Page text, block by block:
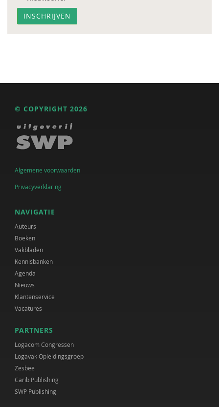
© COPYRIGHT 2026
Algemene voorwaarden
Privacyverklaring
NAVIGATIE
Auteurs
Boeken
Vakbladen
Kennisbanken
Agenda
Nieuws
Klantenservice
Vacatures
PARTNERS
Logacom Congressen
Logavak Opleidingsgroep
Zesbee
Carib Publishing
SWP Publishing